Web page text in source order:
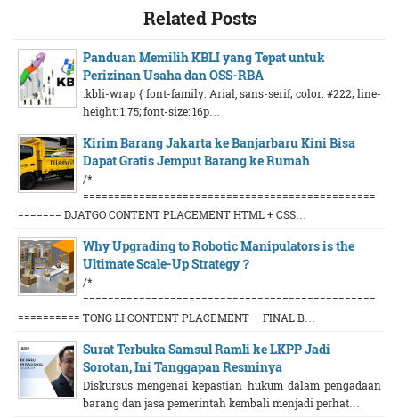
Related Posts
Panduan Memilih KBLI yang Tepat untuk
Perizinan Usaha dan OSS-RBA
.kbli-wrap { font-family: Arial, sans-serif; color: #222; line-
height: 1.75; font-size: 16p…
Kirim Barang Jakarta ke Banjarbaru Kini Bisa
Dapat Gratis Jemput Barang ke Rumah
/*
===============================================
======= DJATGO CONTENT PLACEMENT HTML + CSS…
Why Upgrading to Robotic Manipulators is the
Ultimate Scale-Up Strategy？
/*
===============================================
========== TONG LI CONTENT PLACEMENT — FINAL B…
Surat Terbuka Samsul Ramli ke LKPP Jadi
Sorotan, Ini Tanggapan Resminya
Diskursus mengenai kepastian hukum dalam pengadaan
barang dan jasa pemerintah kembali menjadi perhat…